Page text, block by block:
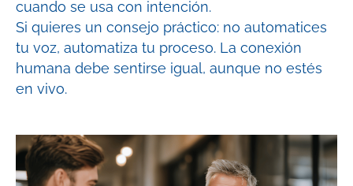
cuando se usa con intención.
Si quieres un consejo práctico: no automatices
tu voz, automatiza tu proceso. La conexión
humana debe sentirse igual, aunque no estés
en vivo.